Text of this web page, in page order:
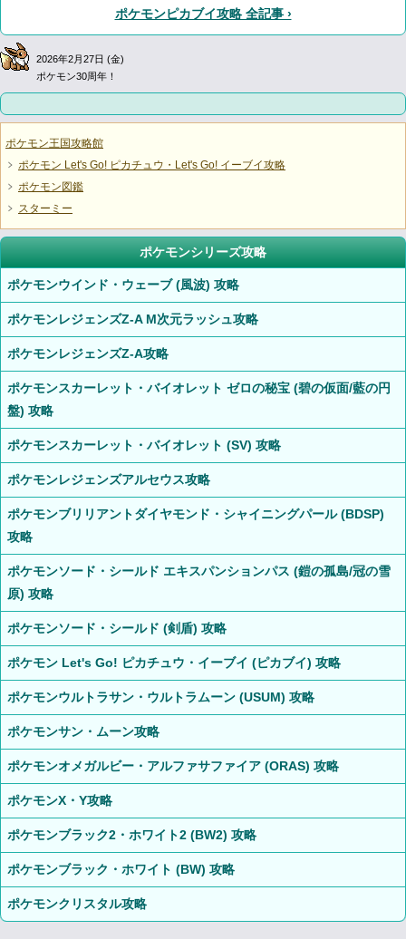
ポケモンピカブイ攻略 全記事 ›
2026年2月27日 (金)
ポケモン30周年！
ポケモン王国攻略館
ポケモン Let's Go! ピカチュウ・Let's Go! イーブイ攻略
ポケモン図鑑
スターミー
ポケモンシリーズ攻略
ポケモンウインド・ウェーブ (風波) 攻略
ポケモンレジェンズZ-A M次元ラッシュ攻略
ポケモンレジェンズZ-A攻略
ポケモンスカーレット・バイオレット ゼロの秘宝 (碧の仮面/藍の円
盤) 攻略
ポケモンスカーレット・バイオレット (SV) 攻略
ポケモンレジェンズアルセウス攻略
ポケモンブリリアントダイヤモンド・シャイニングパール (BDSP)
攻略
ポケモンソード・シールド エキスパンションパス (鎧の孤島/冠の雪
原) 攻略
ポケモンソード・シールド (剣盾) 攻略
ポケモン Let's Go! ピカチュウ・イーブイ (ピカブイ) 攻略
ポケモンウルトラサン・ウルトラムーン (USUM) 攻略
ポケモンサン・ムーン攻略
ポケモンオメガルビー・アルファサファイア (ORAS) 攻略
ポケモンX・Y攻略
ポケモンブラック2・ホワイト2 (BW2) 攻略
ポケモンブラック・ホワイト (BW) 攻略
ポケモンクリスタル攻略